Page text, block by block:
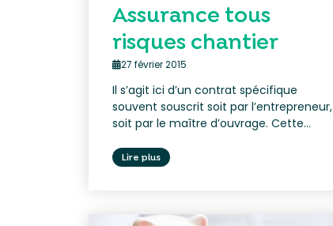
Assurance tous
risques chantier
27 février 2015
Il s’agit ici d’un contrat spécifique
souvent souscrit soit par l’entrepreneur,
soit par le maître d’ouvrage. Cette...
Lire plus